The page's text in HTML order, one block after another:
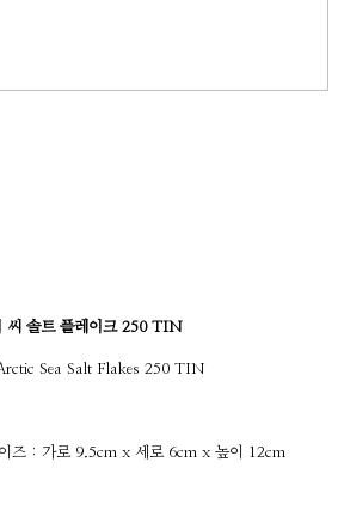
씨 솔트 플레이크 250 TIN
Sea Salt Flakes 250 TIN
즈 : 가로 9.5cm x 세로 6cm x 높이 12cm